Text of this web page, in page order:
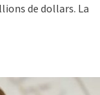
de dollars. La